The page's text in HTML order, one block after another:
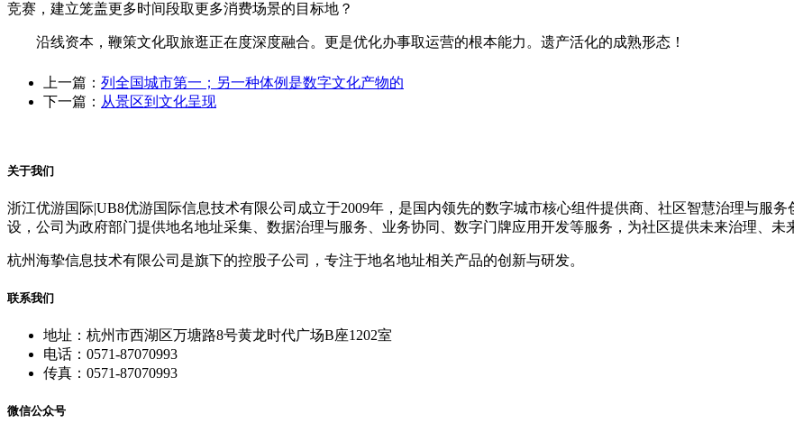
竞赛，建立笼盖更多时间段取更多消费场景的目标地？
沿线资本，鞭策文化取旅逛正在度深度融合。更是优化办事取运营的根本能力。遗产活化的成熟形态！
上一篇： 列全国城市第一；另一种体例是数字文化产物的
下一篇： 从景区到文化呈现
关于我们
浙江优游国际|UB8优游国际信息技术有限公司成立于2009年，是国内领先的数字城市核心组件提供商、社区智慧治理与服
设，公司为政府部门提供地名地址采集、数据治理与服务、业务协同、数字门牌应用开发等服务，为社区提供未来治理、未
杭州海挚信息技术有限公司是旗下的控股子公司，专注于地名地址相关产品的创新与研发。
联系我们
地址：杭州市西湖区万塘路8号黄龙时代广场B座1202室
电话：0571-87070993
传真：0571-87070993
微信公众号